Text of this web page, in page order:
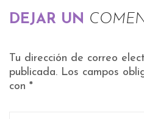
DEJAR UN
Tu dirección de correo
publicada. Los campos
con *